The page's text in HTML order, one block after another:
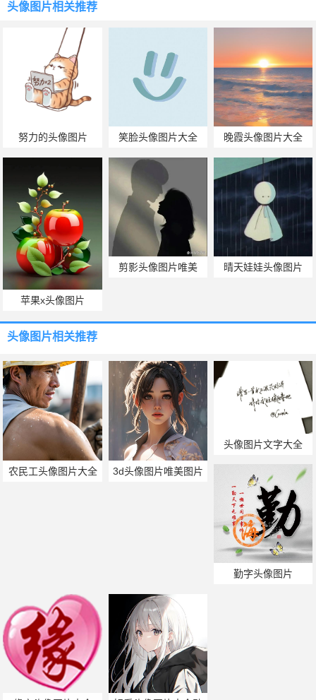
头像图片相关推荐
努力的头像图片 笑脸头像图片大全 晚霞头像图片大全
苹果x头像图片
剪影头像图片唯美 晴天娃娃头像图片
头像图片相关推荐
农民工头像图片大全 3d头像图片唯美图片
头像图片文字大全
勤字头像图片